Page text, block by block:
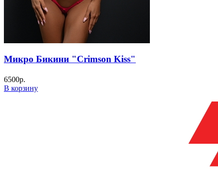
Микро Бикини "Crimson Kiss"
6500р.
В корзину